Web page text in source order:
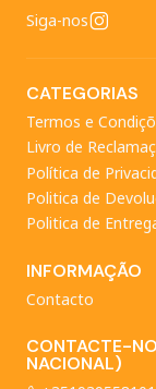
Siga-nos
CATEGORIAS
Termos e
Livro de
Política de
Politica de
Politica de
INFORMAÇÃO
Contacto
CONTACTE-
NACIONAL)